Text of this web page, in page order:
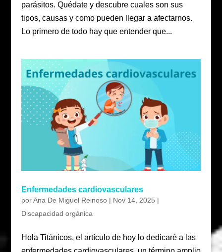
parásitos. Quédate y descubre cuales son sus
tipos, causas y como pueden llegar a afectarnos.
Lo primero de todo hay que entender que...
Enfermedades cardiovasculares
porAna De Miguel Reinoso| Nov 14, 2025 |
Discapacidad orgánica
Hola Titánicos, el artículo de hoy lo dedicaré a las